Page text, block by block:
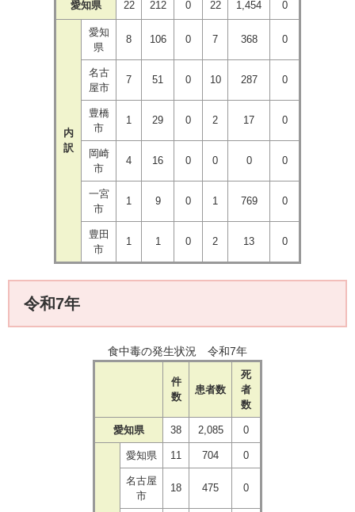
愛知県 22 212 0 22 1,454 0
内
訳
愛知
県
8 106 0 7 368 0
名古
屋市
7 51 0 10 287 0
豊橋
市
1 29 0 2 17 0
岡崎
市
4 16 0 0 0 0
一宮
市
1 9 0 1 769 0
豊田
市
1 1 0 2 13 0
令和7年
食中毒の発生状況 令和7年
件
数
患者数
死
者
数
愛知県 38 ​2,085 0
愛知県 ​11 ​704 0
名古屋
市
18 ​475 0